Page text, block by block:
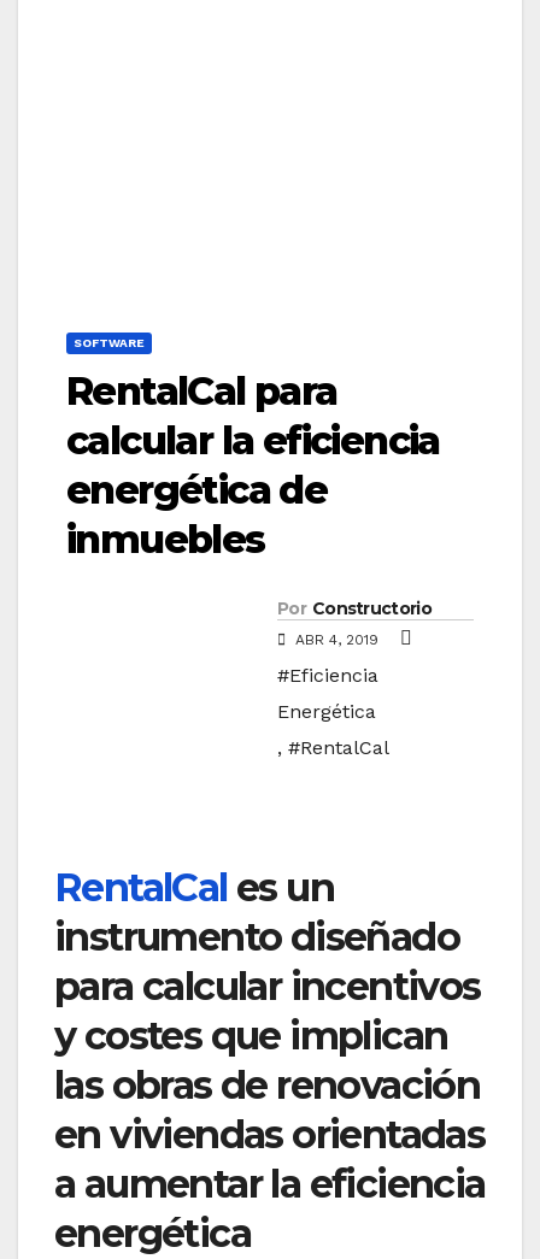
SOFTWARE
RentalCal para
calcular la eficiencia
energética de
inmuebles
Por Constructorio
ABR 4, 2019
#Eficiencia
Energética
, #RentalCal
RentalCal es un
instrumento diseñado
para calcular incentivos
y costes que implican
las obras de renovación
en viviendas orientadas
a aumentar la eficiencia
energética